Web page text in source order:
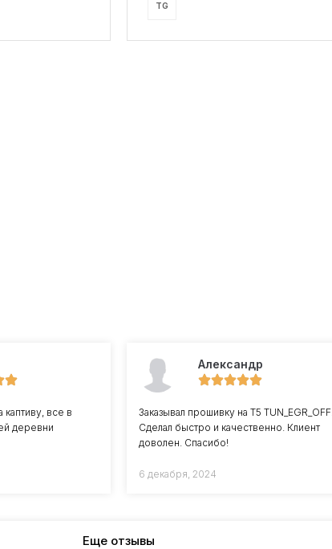
TG
каптиву, все в
деревни
Александр
Заказывал прошивку на Т5 TUN_EGR_OFF.
Сделал быстро и качественно. Клиент
доволен. Спасибо!
6 декабря, 2024
Еще отзывы